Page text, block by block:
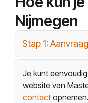
Nijmegen
Stap 1:
Je kunt
website van
contact